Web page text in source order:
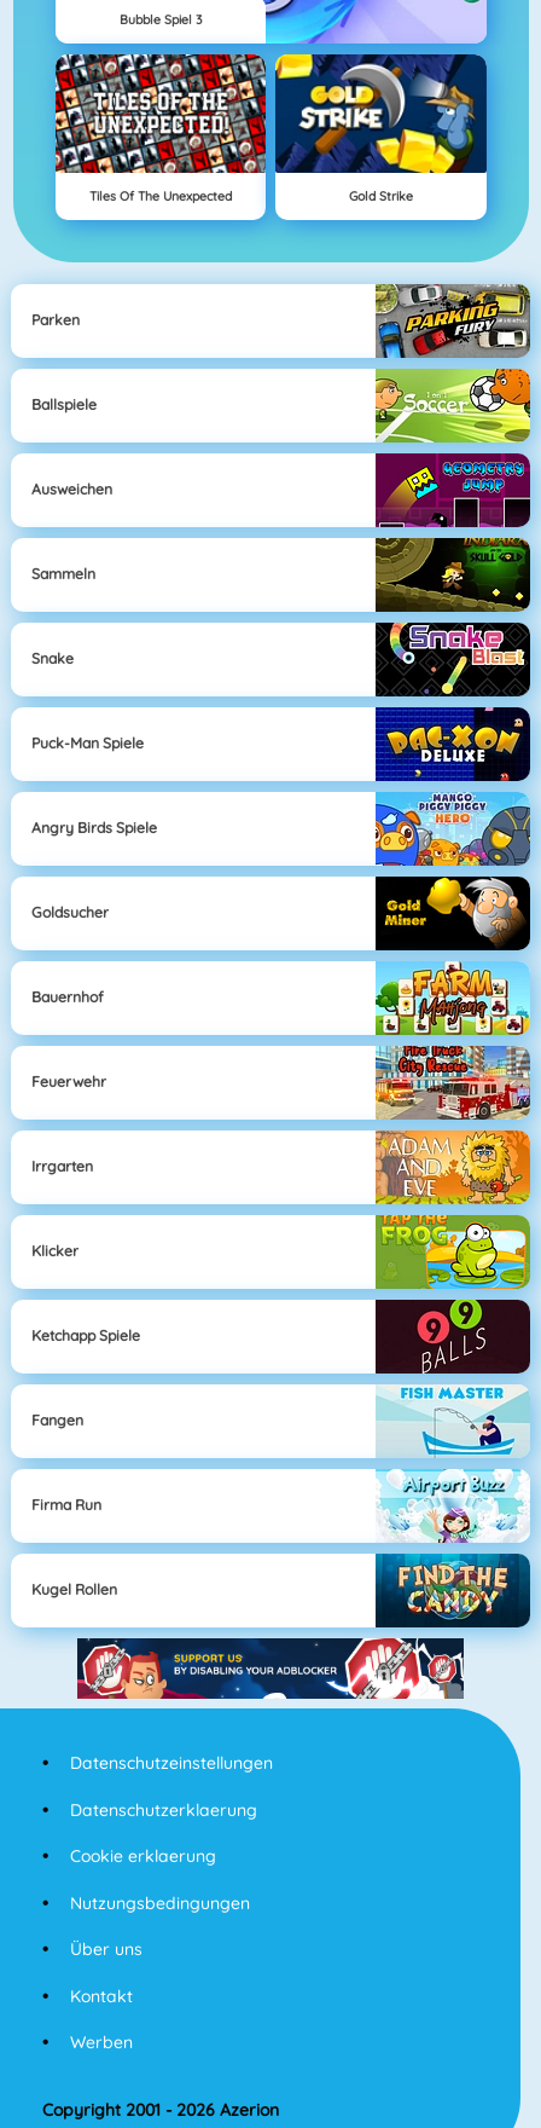
Bubble Spiel 3
Tiles Of The Unexpected Gold Strike
Parken
Ballspiele
Ausweichen
Sammeln
Snake
Puck-Man Spiele
Angry Birds Spiele
Goldsucher
Bauernhof
Feuerwehr
Irrgarten
Klicker
Ketchapp Spiele
Fangen
Firma Run
Kugel Rollen
Datenschutzeinstellungen
Datenschutzerklaerung
Cookie erklaerung
Nutzungsbedingungen
Über uns
Kontakt
Werben
Copyright 2001 - 2026 Azerion